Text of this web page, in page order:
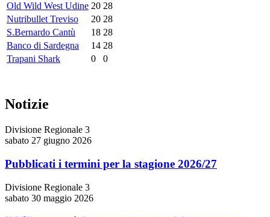
Old Wild West Udine 20 28
Nutribullet Treviso
20 28
S.Bernardo Cantù
18 28
Banco di Sardegna
14 28
Trapani Shark
0 0
Notizie
Divisione Regionale 3
sabato 27 giugno 2026
Pubblicati i termini per la stagione 2026/27
Divisione Regionale 3
sabato 30 maggio 2026